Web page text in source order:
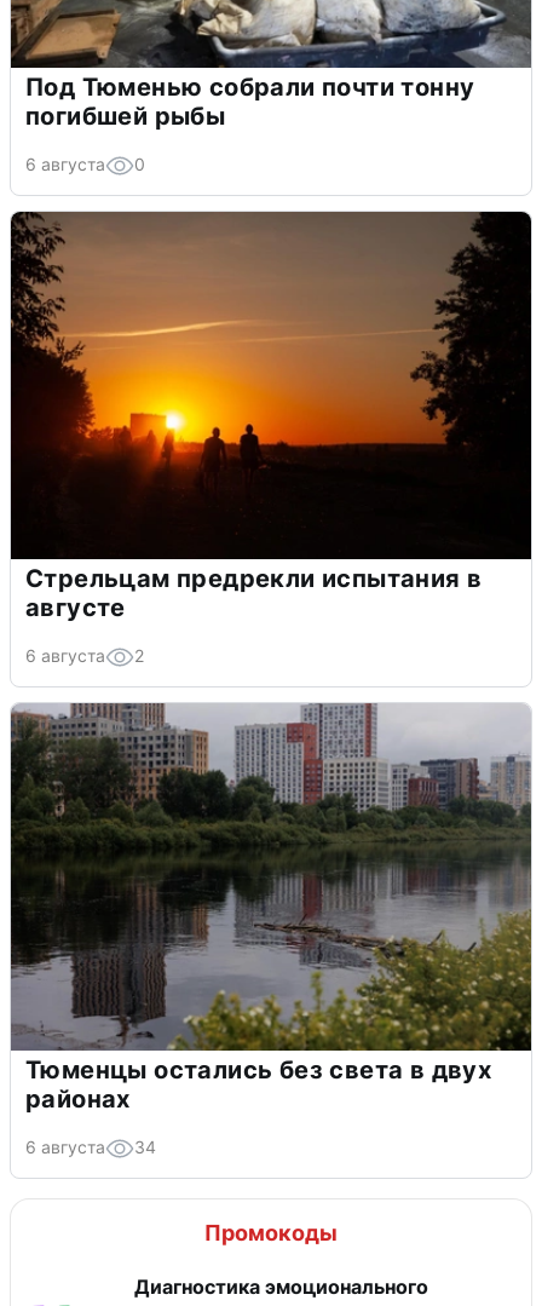
Под Тюменью собрали почти тонну
погибшей рыбы
6 августа 0
Стрельцам предрекли испытания в
августе
6 августа 2
Тюменцы остались без света в двух
районах
6 августа 34
Промокоды
Диагностика эмоционального